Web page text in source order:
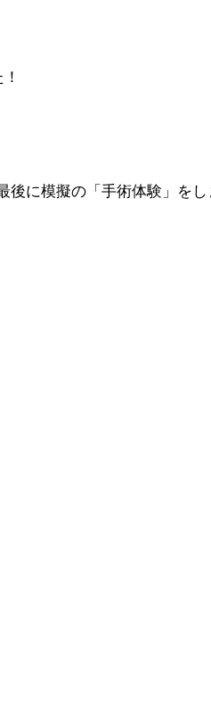
後に模擬の「手術体験」を